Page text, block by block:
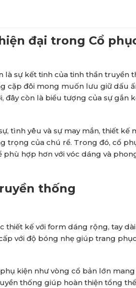
đại trong Cổ
là sự kết tinh của tinh thần truyền
cặp đôi mong muốn lưu giữ dấu
còn là biểu tượng của sự gắn
tình yêu và sự may mắn, thiết kế
trọng của chú rể. Trong đó, cổ
phù hợp hơn với vóc dáng và
thống
thiết kế với form dáng rộng, tay
với độ bóng nhẹ giúp trang
kiện như vòng cổ bản lớn mang
thống giúp hoàn thiện tổng